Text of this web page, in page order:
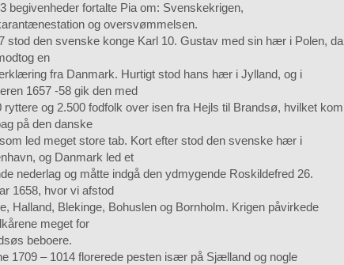
begivenheder fortalte Pia om: Svenskekrigen,
og oversvømmelsen.
stod den svenske konge Karl 10. Gustav med sin hær i Polen, da
en
fra Danmark. Hurtigt stod hans hær i Jylland, og i
1657 -58 gik den med
ryttere og 2.500 fodfolk over isen fra Hejls til Brandsø, hvilket kom
på den danske
led meget store tab. Kort efter stod den svenske hær i
og Danmark led et
nederlag og måtte indgå den ydmygende Roskildefred 26.
1658, hvor vi afstod
Halland, Blekinge, Bohuslen og Bornholm. Krigen påvirkede
meget for
beboere.
1709 – 1014 florerede pesten især på Sjælland og nogle